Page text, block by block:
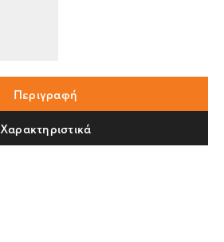
Περιγραφή
Χαρακτηριστικά